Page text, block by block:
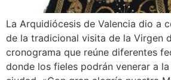
La Arquidiócesis de Valencia dio a
de la tradicional visita de la Virgen
cronograma que reúne diferentes
donde los fieles podrán venerar a